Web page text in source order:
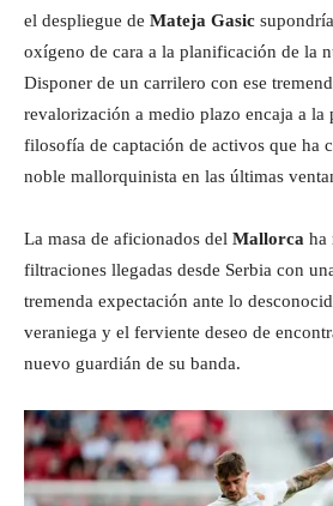
el despliegue de Mateja Gasic
oxígeno de cara a la planificación de la
Disponer de un carrilero con ese
revalorización a medio plazo encaja a la
filosofía de captación de activos que ha
noble mallorquinista en las últimas
La masa de aficionados del Mallorca ha
filtraciones llegadas desde Serbia con
tremenda expectación ante lo
veraniega y el ferviente deseo de
nuevo guardián de su banda.